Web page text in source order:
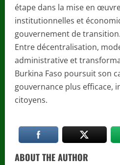
étape dans la mise en
institutionnelles et
gouvernement de transition.
Entre décentralisation,
administrative et
Burkina Faso poursuit son
gouvernance plus efficace,
citoyens.
ABOUT THE AUTHOR